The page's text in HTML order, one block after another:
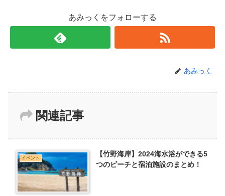
あみっくをフォローする
あみっく
関連記事
イベント
【竹野海岸】2024海水浴ができる5
つのビーチと宿泊施設のまとめ！